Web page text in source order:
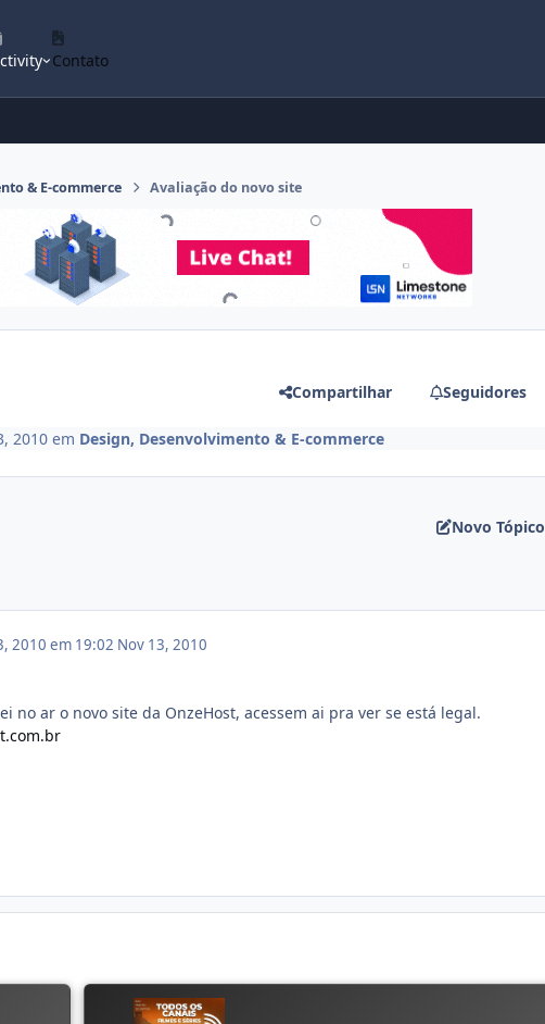
Contato
& E-commerce Avaliação do novo site
Compartilhar Seguidores
2010em Design, Desenvolvimento & E-commerce
Novo Tópico
2010 em 19:02 Nov 13, 2010
no ar o novo site da OnzeHost, acessem ai pra ver se está legal.